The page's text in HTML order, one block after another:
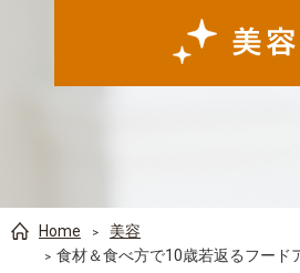
Home
美容
食材＆食べ方で10歳若返るフード